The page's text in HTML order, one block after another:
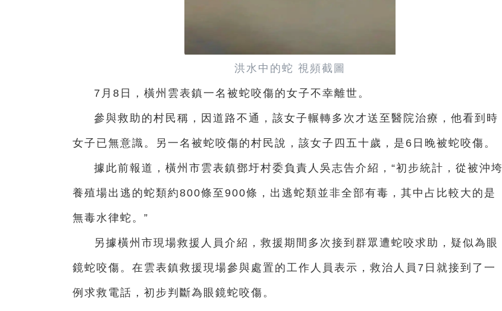
洪水中的蛇 視頻截圖
7月8日，橫州雲表鎮一名被蛇咬傷的女子不幸離世。
參與救助的村民稱，因道路不通，該女子輾轉多次才送至醫院治療，他看到時
女子已無意識。另一名被蛇咬傷的村民說，該女子四五十歲，是6日晚被蛇咬傷。
據此前報道，橫州市雲表鎮鄧圩村委負責人吳志告介紹，“初步統計，從被沖垮
養殖場出逃的蛇類約800條至900條，出逃蛇類並非全部有毒，其中占比較大的是
無毒水律蛇。”
另據橫州市現場救援人員介紹，救援期間多次接到群眾遭蛇咬求助，疑似為眼
鏡蛇咬傷。在雲表鎮救援現場參與處置的工作人員表示，救治人員7日就接到了一
例求救電話，初步判斷為眼鏡蛇咬傷。